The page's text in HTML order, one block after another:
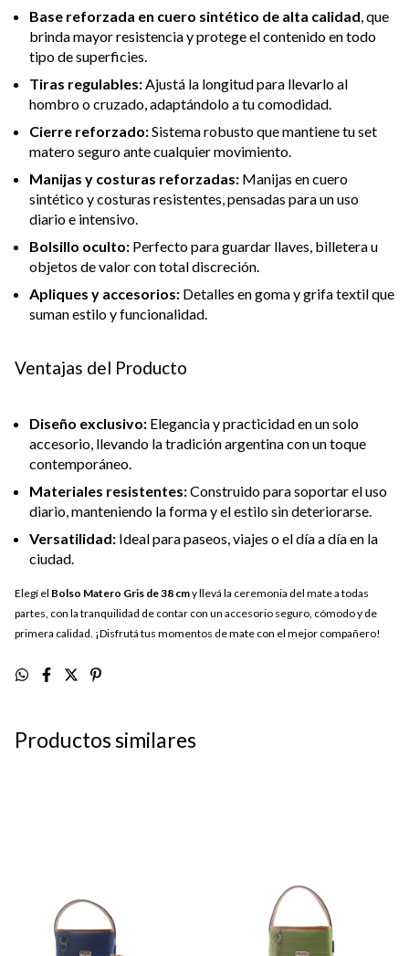
Base reforzada en cuero sintético de alta calidad, que
brinda mayor resistencia y protege el contenido en todo
tipo de superficies.
Tiras regulables:Ajustá la longitud para llevarlo al
hombro o cruzado, adaptándolo a tu comodidad.
Cierre reforzado:Sistema robusto que mantiene tu set
matero seguro ante cualquier movimiento.
Manijas y costuras reforzadas: Manijas en cuero
sintético y costuras resistentes, pensadas para un uso
diario e intensivo.
Bolsillo oculto: Perfecto para guardar llaves, billetera u
objetos de valor con total discreción.
Apliques y accesorios: Detalles en goma y grifa textil que
suman estilo y funcionalidad.
Ventajas del Producto
Diseño exclusivo: Elegancia y practicidad en un solo
accesorio, llevando la tradición argentina con un toque
contemporáneo.
Materiales resistentes:Construido para soportar el uso
diario, manteniendo la forma y el estilo sin deteriorarse.
Versatilidad: Ideal para paseos, viajes o el día a día en la
ciudad.
Elegí el Bolso Matero Gris de 38 cmy llevá la ceremonia del mate a todas
partes, con la tranquilidad de contar con un accesorio seguro, cómodo y de
primera calidad. ¡Disfrutá tus momentos de mate con el mejor compañero!
Productos similares